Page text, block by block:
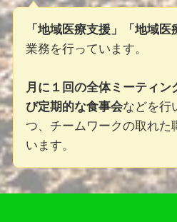
「地域医療支援」「地域医
業務を行っています。
月に１回の全体ミーティン
び定期的な食事会などを行
つ、チームワークの取れた
います。